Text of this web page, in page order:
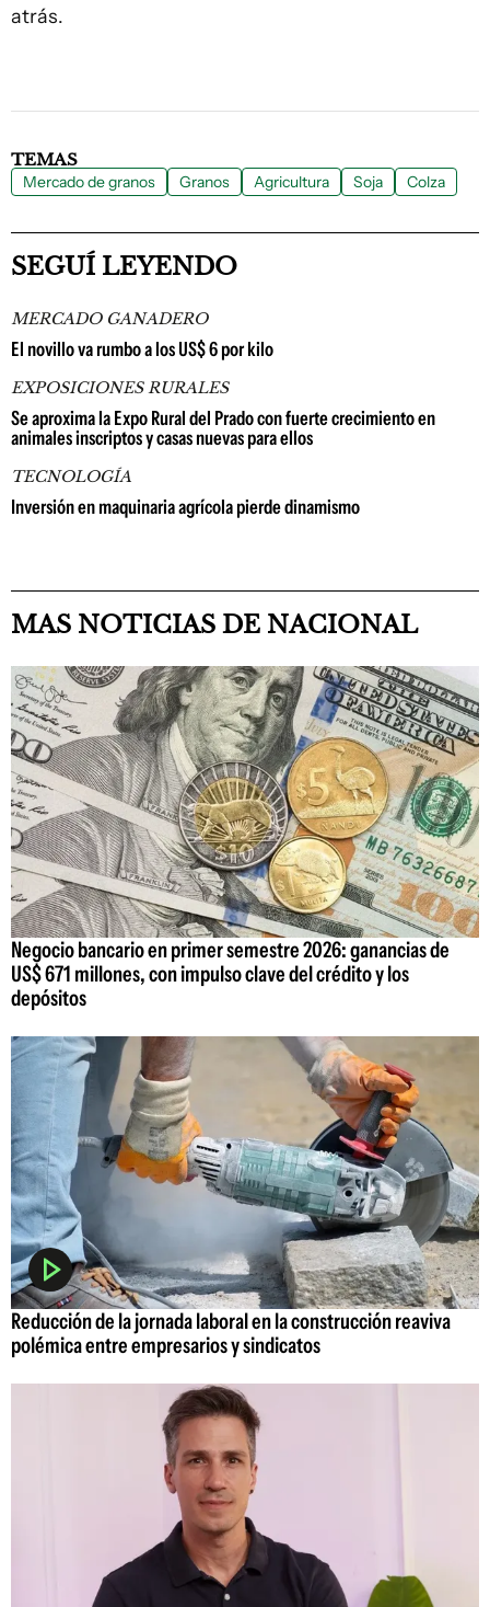
atrás.
TEMAS
Mercado de granos Granos Agricultura Soja Colza
SEGUÍ LEYENDO
MERCADO GANADERO
El novillo va rumbo a los US$ 6 por kilo
EXPOSICIONES RURALES
Se aproxima la Expo Rural del Prado con fuerte crecimiento en
animales inscriptos y casas nuevas para ellos
TECNOLOGÍA
Inversión en maquinaria agrícola pierde dinamismo
MAS NOTICIAS DE NACIONAL
Negocio bancario en primer semestre 2026: ganancias de
US$ 671 millones, con impulso clave del crédito y los
depósitos
Reducción de la jornada laboral en la construcción reaviva
polémica entre empresarios y sindicatos